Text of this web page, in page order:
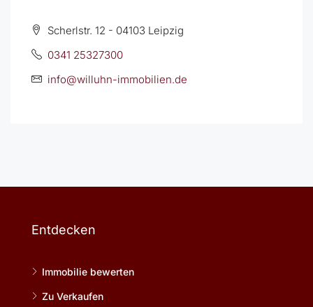
Scherlstr. 12 - 04103 Leipzig
0341 25327300
info@willuhn-immobilien.de
Entdecken
Immobilie bewerten
Zu Verkaufen